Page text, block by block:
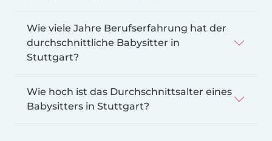
Wie viele Jahre Berufserfahrung hat der
durchschnittliche Babysitter in
Stuttgart?
Wie hoch ist das Durchschnittsalter eines
Babysitters in Stuttgart?